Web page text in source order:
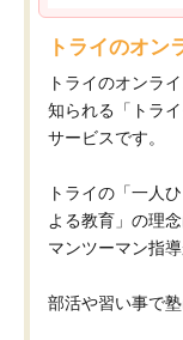
トライのオン
トライのオンラ
知られる「トラ
サービスです。
トライの「一人
よる教育」の理
マンツーマン指
部活や習い事で塾